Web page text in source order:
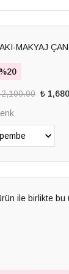
MAKYAJ
%20
₺
ile birlikte